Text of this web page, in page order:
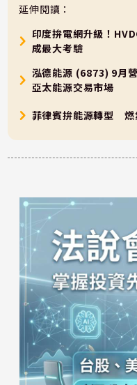
延伸閱讀：
印度拚電網升級！
成最大考驗
泓德能源 (6873) 9月
亞太能源交易市場
菲律賓拚能源轉型